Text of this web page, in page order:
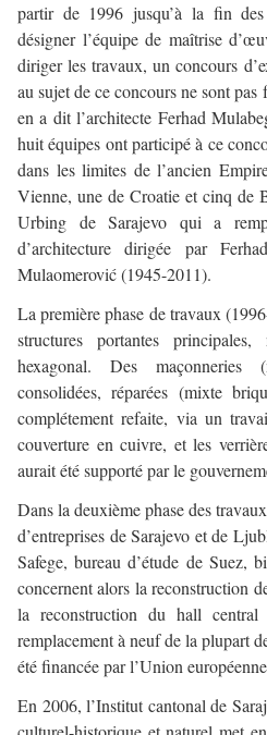
partir de 1996 jusqu’à la fin
désigner l’équipe de maîtrise
diriger les travaux, un concours
au sujet de ce concours ne sont
en a dit l’architecte Ferhad
huit équipes ont participé à ce
dans les limites de l’ancien
Vienne, une de Croatie et cinq de
Urbing de Sarajevo qui a
d’architecture dirigée par
Mulaomerović (1945-2011).
La première phase de travaux
structures portantes
hexagonal. Des maçonneries
consolidées, réparées (mixte
complétement refaite, via un
couverture en cuivre, et les
aurait été supporté par le
Dans la deuxième phase des
d’entreprises de Sarajevo et de
Safege, bureau d’étude de Suez,
concernent alors la reconstruction
la reconstruction du hall
remplacement à neuf de la plupart
été financée par l’Union
En 2006, l’Institut cantonal de